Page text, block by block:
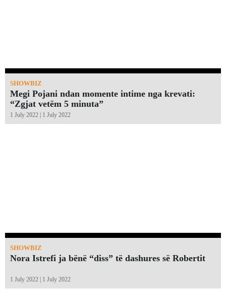
SHOWBIZ
Megi Pojani ndan momente intime nga krevati:
“Zgjat vetëm 5 minuta”￼
1 July 2022 | 1 July 2022
SHOWBIZ
Nora Istrefi ja bënë “diss” të dashures së Robertit
1 July 2022 | 1 July 2022